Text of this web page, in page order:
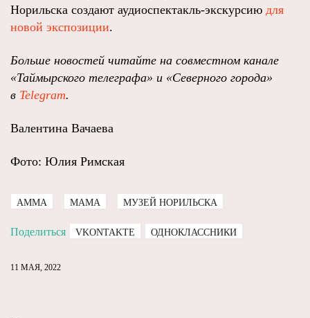
Норильска создают аудиоспектакль-экскурсию для
новой экспозиции.
Больше новостей читайте на совместном канале
«Таймырского телеграфа» и «Северного города»
в Telegram.
Валентина Вачаева
Фото: Юлия Римская
АММА МАМА МУЗЕЙ НОРИЛЬСКА
Поделиться VKONTAKTE ОДНОКЛАССНИКИ
11 МАЯ, 2022